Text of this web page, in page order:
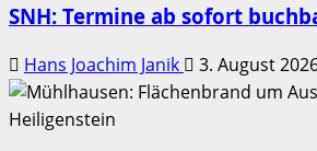
SNH: Termine ab sofort
Hans Joachim Janik 3. August